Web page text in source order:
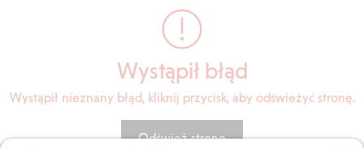
Wystąpił błąd
Wystąpił nieznany błąd, kliknij przycisk, aby odświeżyć stronę.
Odśwież stronę